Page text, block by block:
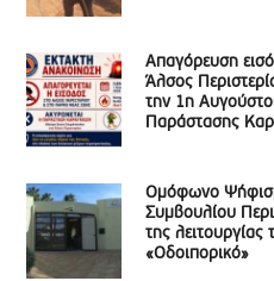
Απαγόρευση
Άλσος
την 1η
Παράστασης
Ομόφωνο
Συμβουλίου
της
«Οδοιπορικό»